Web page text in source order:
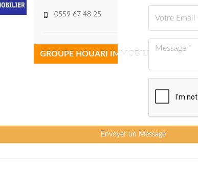
0559 67 48 25
GROUPE HOUARI IMMOBILIER
Envoyer un Message